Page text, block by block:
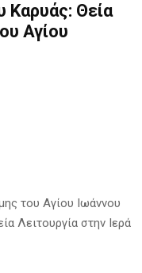
Καρυάς: Θεία
Αγίου
του Αγίου Ιωάννου
Λειτουργία στην Ιερά